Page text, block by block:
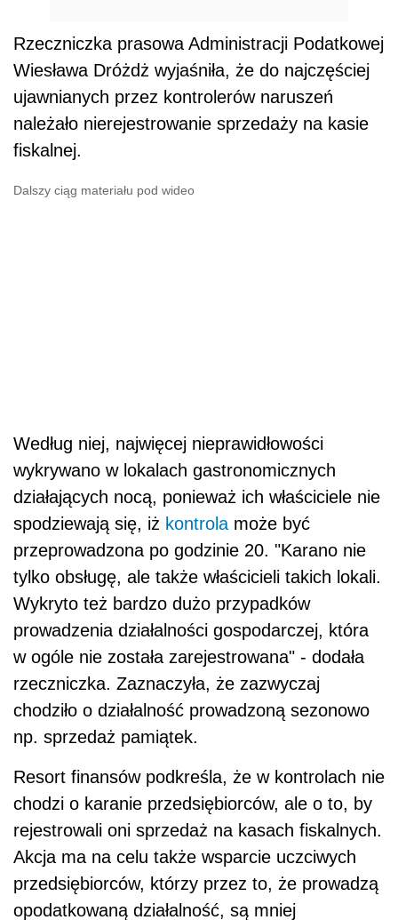
Rzeczniczka prasowa Administracji Podatkowej
Wiesława Dróżdż wyjaśniła, że do najczęściej
ujawnianych przez kontrolerów naruszeń
należało nierejestrowanie sprzedaży na kasie
fiskalnej.
Dalszy ciąg materiału pod wideo
Według niej, najwięcej nieprawidłowości
wykrywano w lokalach gastronomicznych
działających nocą, ponieważ ich właściciele nie
spodziewają się, iż kontrolamoże być
przeprowadzona po godzinie 20. "Karano nie
tylko obsługę, ale także właścicieli takich lokali.
Wykryto też bardzo dużo przypadków
prowadzenia działalności gospodarczej, która
w ogóle nie została zarejestrowana" - dodała
rzeczniczka. Zaznaczyła, że zazwyczaj
chodziło o działalność prowadzoną sezonowo
np. sprzedaż pamiątek.
Resort finansów podkreśla, że w kontrolach nie
chodzi o karanie przedsiębiorców, ale o to, by
rejestrowali oni sprzedaż na kasach fiskalnych.
Akcja ma na celu także wsparcie uczciwych
przedsiębiorców, którzy przez to, że prowadzą
opodatkowaną działalność, są mniej